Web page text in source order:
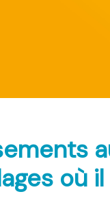
où